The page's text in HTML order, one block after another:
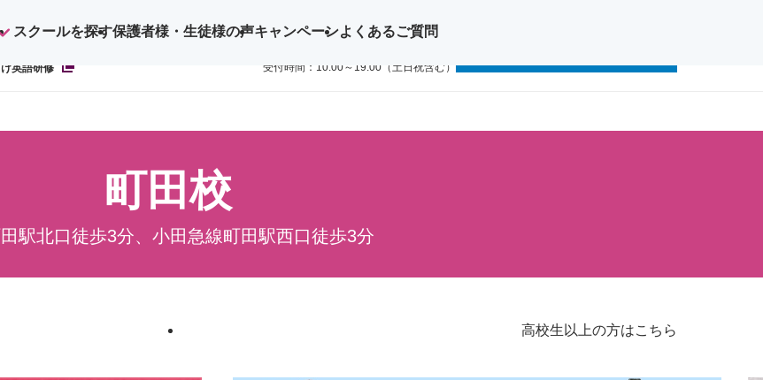
英語研修
ご予約・お問い合わせ
受付時間：10:00～19:00（土日祝含む）
スクールを探す保護者様・生徒様の声キャンペーンよくあるご質問
町田校
駅北口徒歩3分、小田急線町田駅西口徒歩3分
高校生以上の方はこちら